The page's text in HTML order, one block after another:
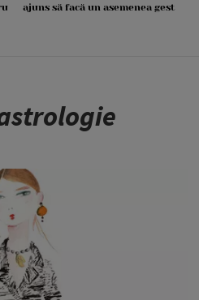
ajuns să facă un asemenea gest